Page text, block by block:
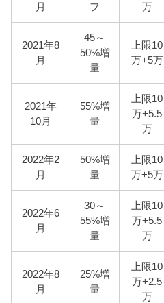
月
フ
万
2021年8
月
45～
50%増
量
上限10
万+5万
2021年
10月
55%増
量
上限10
万+5.5
万
2022年2
月
50%増
量
上限10
万+5万
2022年6
月
30～
55%増
量
上限10
万+5.5
万
2022年8
月
25%増
量
上限10
万+2.5
万